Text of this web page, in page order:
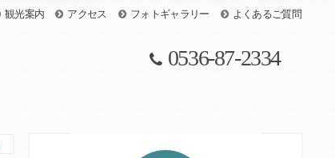
観光案内 アクセス フォトギャラリー よくあるご質問
0536-87-2334